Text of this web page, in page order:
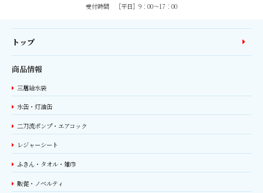
受付時間 ［平日］9：00〜17：00
トップ
商品情報
三層給水袋
水缶・灯油缶
二刀流ポンプ・エアコック
レジャーシート
ふきん・タオル・雑巾
販促・ノベルティ